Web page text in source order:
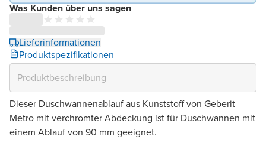
Was Kunden über uns sagen
Lieferinformationen
Produktspezifikationen
Dieser Duschwannenablauf aus Kunststoff von Geberit
Metro mit verchromter Abdeckung ist für Duschwannen mit
einem Ablauf von 90 mm geeignet.